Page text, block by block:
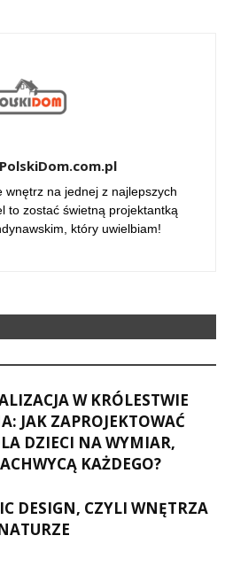
wnętrz na jednej z najlepszych
to zostać świetną projektantką
który uwielbiam!
W KRÓLESTWIE
JAK ZAPROJEKTOWAĆ
DZIECI NA WYMIAR,
KAŻDEGO?
DESIGN, CZYLI WNĘTRZA